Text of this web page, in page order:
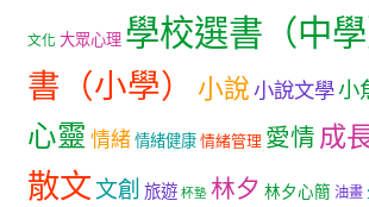
「此時此地 看見亮光」2025特展
網上書店
無紙書
文化 大眾心理 學校選書（中學
書（小學）
小說小說文學小
心靈 情緒情緒健康情緒管理 愛情 成
散文 文創 旅遊 杯墊 林夕 林夕心簡 油畫